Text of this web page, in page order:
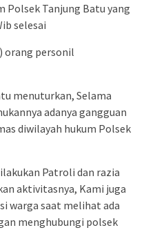
Polsek Tanjung Batu yang
selesai
orang personil
menuturkan, Selama
adanya gangguan
diwilayah hukum Polsek
Patroli dan razia
aktivitasnya, Kami juga
warga saat melihat ada
menghubungi polsek